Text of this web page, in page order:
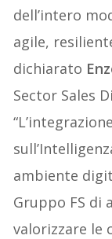
dell’intero
agile,
dichiarato
Sector Sales
ambiente
Gruppo FS di
valorizzare le